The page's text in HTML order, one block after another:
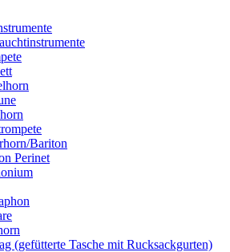
Bariton
Perinet
(gefütterte Tasche mit Rucksackgurten)